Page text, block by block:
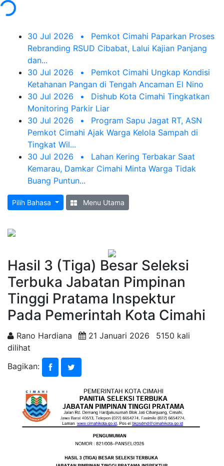
Loading...
30 Jul 2026 •
Pemkot Cimahi Paparkan Proses
Rebranding RSUD Cibabat, Lalui Kajian Panjang
dan...
30 Jul 2026
•
Pemkot Cimahi Ungkap Kondisi
Ketahanan Pangan di Tengah Ancaman El Nino
30 Jul 2026
•
Dishub Kota Cimahi Tingkatkan
Monitoring Parkir Liar
30 Jul 2026
•
Program Sapu Jagat RT, ASN
Pemkot Cimahi Ajak Warga Kelola Sampah di
Tingkat Wil...
30 Jul 2026
•
Lahan Kering Terbakar Saat
Kemarau, Damkar Cimahi Minta Warga Tidak
Buang Puntun...
Pilih Bahasa Menu Utama
Hasil 3 (Tiga) Besar Seleksi
Terbuka Jabatan Pimpinan
Tinggi Pratama Inspektur
Pada Pemerintah Kota Cimahi
Rano Hardiana 21 Januari 2026
5150 kali
dilihat
Bagikan: